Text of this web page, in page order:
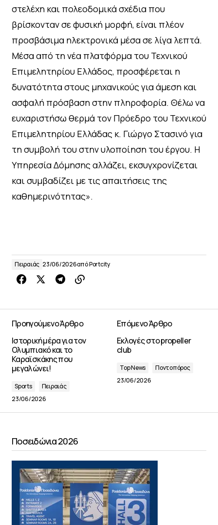
στελέχη και πολεοδομικά σχέδια που
βρίσκονταν σε φυσική μορφή, είναι πλέον
προσβάσιμα ηλεκτρονικά μέσα σε λίγα λεπτά.
Μέσα από τη νέα πλατφόρμα του Τεχνικού
Επιμελητηρίου Ελλάδος, προσφέρεται η
δυνατότητα στους μηχανικούς για άμεση και
ασφαλή πρόσβαση στην πληροφορία. Θέλω να
ευχαριστήσω θερμά τον Πρόεδρο του Τεχνικού
Επιμελητηρίου Ελλάδας κ. Γιώργο Στασινό για
τη συμβολή του στην υλοποίηση του έργου. Η
Υπηρεσία Δόμησης αλλάζει, εκσυγχρονίζεται
και συμβαδίζει με τις απαιτήσεις της
καθημερινότητας».
Πειραιάς 23/06/2026απόPortcity
Προηγούμενο Άρθρο
Ιστορική μέρα για τον
Ολυμπιακό και το
Καραϊσκάκης που
μεγαλώνει!
Sports
Πειραιάς
23/06/2026
Επόμενο Άρθρο
Εκλογές στο propeller
club
Top News
Ποντοπόρος
23/06/2026
Ποσειδώνια 2026